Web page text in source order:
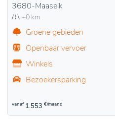
3680-Maaseik
+0 km
Groene gebieden
Openbaar vervoer
Winkels
Bezoekersparking
vanaf 1.553 €/maand